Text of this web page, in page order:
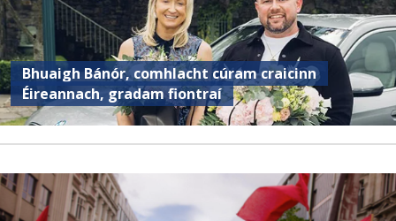
Bhuaigh Bánór, comhlacht cúram craicinn
Éireannach, gradam fiontraí